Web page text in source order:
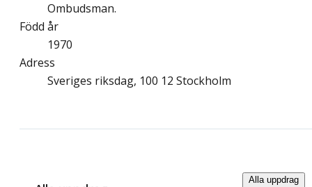
Ombudsman.
Född år
1970
Adress
Sveriges riksdag, 100 12 Stockholm
Alla uppdrag